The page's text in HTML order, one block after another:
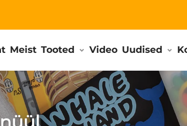
Meist Tooted Video Uudised